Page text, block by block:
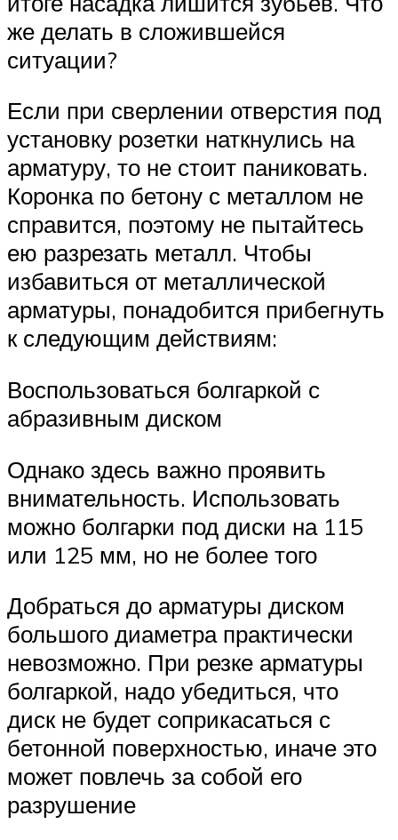
же делать в сложившейся
ситуации?
Если при сверлении отверстия под
установку розетки наткнулись на
арматуру, то не стоит паниковать.
Коронка по бетону с металлом не
справится, поэтому не пытайтесь
ею разрезать металл. Чтобы
избавиться от металлической
арматуры, понадобится прибегнуть
к следующим действиям:
Воспользоваться болгаркой с
абразивным диском
Однако здесь важно проявить
внимательность. Использовать
можно болгарки под диски на 115
или 125 мм, но не более того
Добраться до арматуры диском
большого диаметра практически
невозможно. При резке арматуры
болгаркой, надо убедиться, что
диск не будет соприкасаться с
бетонной поверхностью, иначе это
может повлечь за собой его
разрушение